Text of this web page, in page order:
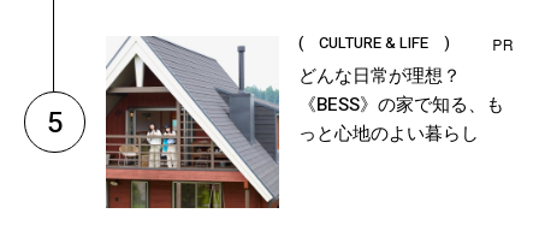
5
( CULTURE & LIFE )
どんな日常が理想？
《BESS》の家で知る、も
っと心地のよい暮らし